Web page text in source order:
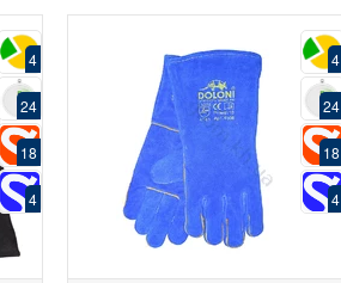
4
24
18
4
4
24
18
4
18
Tesla
Спотер для контактно-
точкового зварювання Tesla
Spot-900ВХ
грн.